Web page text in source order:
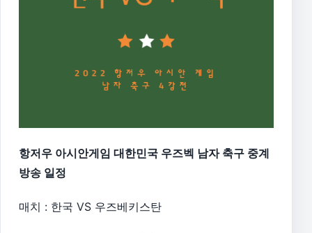
항저우 아시안게임 대한민국 우즈벡 남자 축구 중계
방송 일정
매치 : 한국 VS 우즈베키스탄